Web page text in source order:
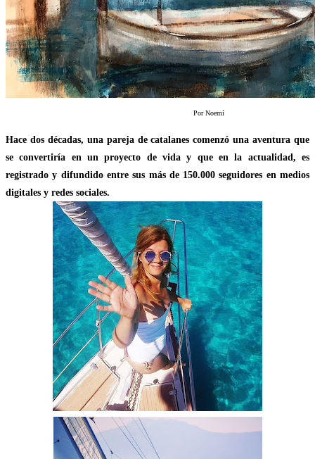
Por Noemí
Hace dos décadas, una pareja de catalanes comenzó una aventura que
se convertiría en un proyecto de vida y que en la actualidad, es
registrado y difundido entre sus más de 150.000 seguidores en medios
digitales y redes sociales.